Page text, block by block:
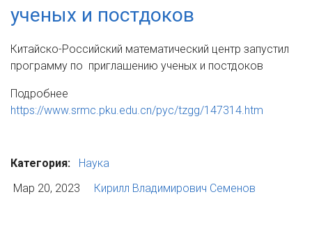
ученых и постдоков
Китайско-Российский математический центр запустил
программу по приглашению ученых и постдоков
Подробнее
https://www.srmc.pku.edu.cn/pyc/tzgg/147314.htm
Категория:
Наука
Мар 20, 2023
Кирилл Владимирович Семенов